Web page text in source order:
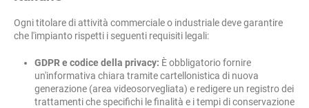
Ogni titolare di attività commerciale o industriale deve garantire
che l'impianto rispetti i seguenti requisiti legali:
GDPR e codice della privacy: È obbligatorio fornire
un'informativa chiara tramite cartellonistica di nuova
generazione (area videosorvegliata) e redigere un registro dei
trattamenti che specifichi le finalità e i tempi di conservazione